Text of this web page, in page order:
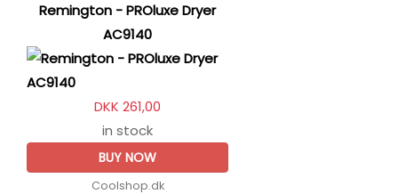
Remington - PROluxe Dryer
AC9140
DKK 261,00
in stock
BUY NOW
Coolshop.dk